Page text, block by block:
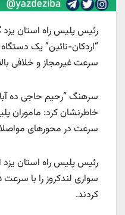
رئیس پلیس راه استان
“اردکان-نائین” یک
سرعت غیرمجاز و خلافی
سرهنگ “رحیم حاجی ده
خاطرنشان کرد: ماموران
سرعت در محورهای
رئیس پلیس راه استان یزد
کردند.